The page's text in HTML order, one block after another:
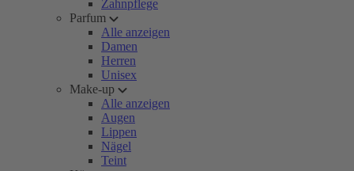
Zahnpflege
Parfum
Alle anzeigen
Damen
Herren
Unisex
Make-up
Alle anzeigen
Augen
Lippen
Nägel
Teint